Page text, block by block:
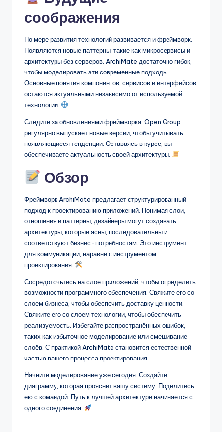
соображения
По мере развития технологий развивается и фреймворк.
Появляются новые паттерны, такие как микросервисы и
архитектуры без серверов. ArchiMate достаточно гибок,
чтобы моделировать эти современные подходы.
Основные понятия компонентов, сервисов и интерфейсов
остаются актуальными независимо от используемой
технологии.
Следите за обновлениями фреймворка. Open Group
регулярно выпускает новые версии, чтобы учитывать
появляющиеся тенденции. Оставаясь в курсе, вы
обеспечиваете актуальность своей архитектуры.
Обзор
Фреймворк ArchiMate предлагает структурированный
подход к проектированию приложений. Понимая слои,
отношения и паттерны, дизайнеры могут создавать
архитектуры, которые ясны, последовательны и
соответствуют бизнес-потребностям. Это инструмент
для коммуникации, наравне с инструментом
проектирования.
Сосредоточьтесь на слое приложений, чтобы определить
возможности программного обеспечения. Свяжите его со
слоем бизнеса, чтобы обеспечить доставку ценности.
Свяжите его со слоем технологии, чтобы обеспечить
реализуемость. Избегайте распространённых ошибок,
таких как избыточное моделирование или смешивание
слоёв. С практикой ArchiMate становится естественной
частью вашего процесса проектирования.
Начните моделирование уже сегодня. Создайте
диаграмму, которая прояснит вашу систему. Поделитесь
ею с командой. Путь к лучшей архитектуре начинается с
одного соединения.